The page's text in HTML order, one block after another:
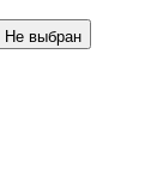
Не выбран